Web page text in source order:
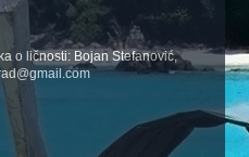
o ličnosti: Bojan Stefanović,